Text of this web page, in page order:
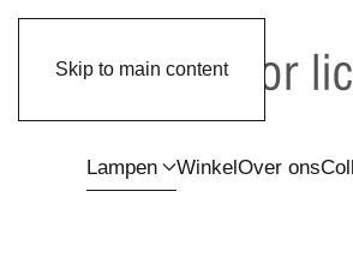
Skip to main content
Lampen WinkelOver ons